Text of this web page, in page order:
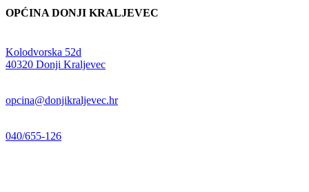
OPĆINA DONJI KRALJEVEC
Kolodvorska 52d
40320 Donji Kraljevec
opcina@donjikraljevec.hr
040/655-126